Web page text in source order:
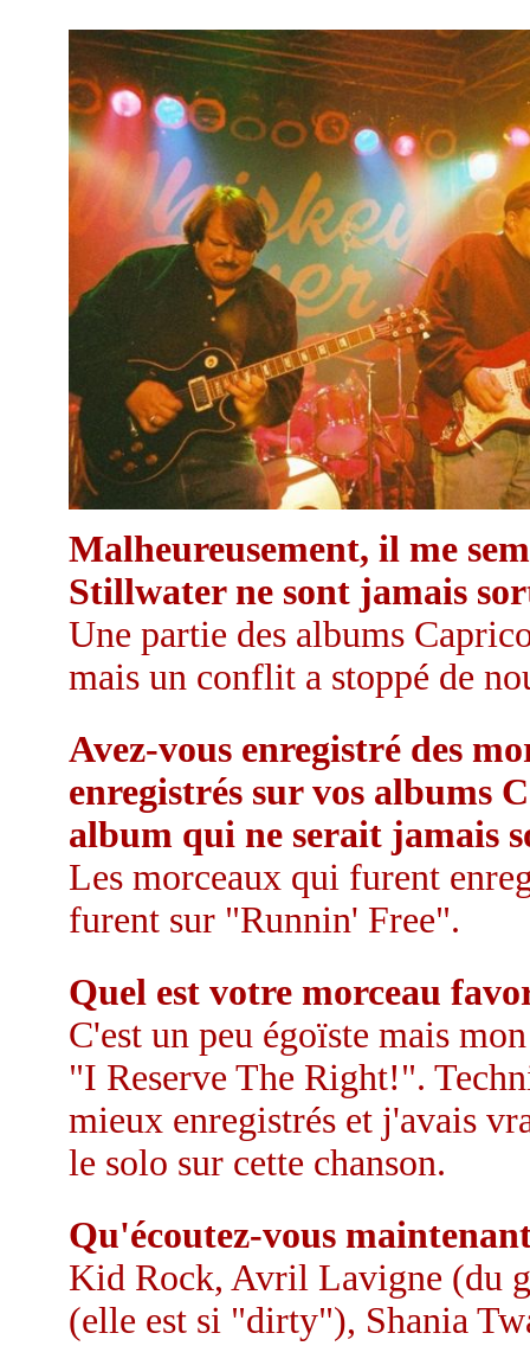
Malheureusement, il me
Stillwater ne sont jamais
Une partie des albums
mais un conflit a stoppé de
Avez-vous enregistré des
enregistrés sur vos albums
album qui ne serait jamais
Les morceaux qui furent
furent sur "Runnin' Free".
Quel est votre morceau
C'est un peu égoïste mais
"I Reserve The Right!".
mieux enregistrés et j'avais
le solo sur cette chanson.
Qu'écoutez-vous
Kid Rock, Avril Lavigne (du
(elle est si "dirty"), Shania